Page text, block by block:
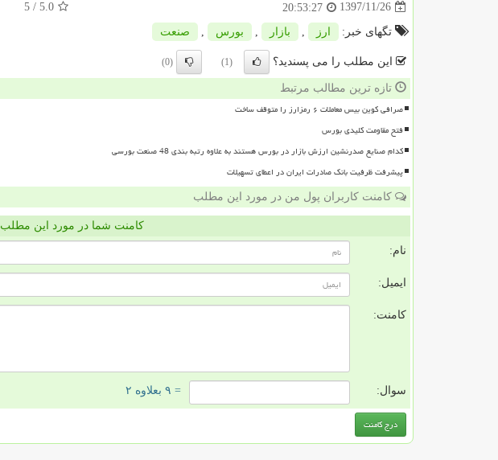
1397/11/26
20:53:27
5.0
/ 5
تگهای خبر: ارز بازار بورس صنعت
این مطلب را می پسندید؟ (1)
(0)
تازه ترین مطالب مرتبط
صرافی کوین بیس معاملات ۶ رمزارز را متوقف ساخت
فتح مقاومت کلیدی بورس
کدام صنایع صدرنشین ارزش بازار در بورس هستند به علاوه رتبه بندی 48 صنعت بورسی
پیشرفت ظرفیت بانک صادرات ایران در اعطای تسهیلات
کامنت کاربران پول من در مورد این مطلب
کامنت شما در مورد این مطلب
نام:
ایمیل:
کامنت:
سوال: = ۹ بعلاوه ۲